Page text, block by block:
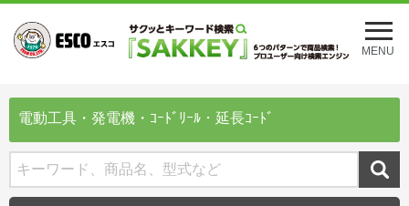
メ
ニ
ュ
を
MENU
電動工具・発電機・ｺｰﾄﾞﾘｰﾙ・延長ｺｰﾄﾞ